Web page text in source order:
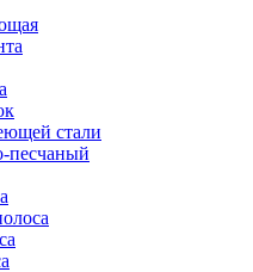
стали
песчаный